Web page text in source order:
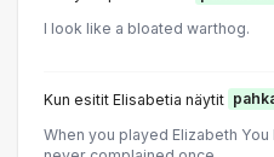
I look like a bloated warthog.
Kun esitit Elisabetia näytit
When you played Elizabeth